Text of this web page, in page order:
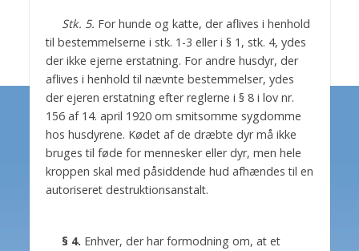
Stk. 5. For hunde og katte, der aflives i henhold
til bestemmelserne i stk. 1-3 eller i § 1, stk. 4, ydes
der ikke ejerne erstatning. For andre husdyr, der
aflives i henhold til nævnte bestemmelser, ydes
der ejeren erstatning efter reglerne i § 8 i lov nr.
156 af 14. april 1920 om smitsomme sygdomme
hos husdyrene. Kødet af de dræbte dyr må ikke
bruges til føde for mennesker eller dyr, men hele
kroppen skal med påsiddende hud afhændes til en
autoriseret destruktionsanstalt.
§ 4. Enhver, der har formodning om, at et